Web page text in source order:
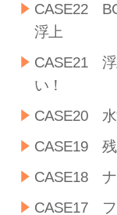
CASE22
浮上
CASE21 浮
い！
CASE20 水
CASE19 残
CASE18 ナ
CASE17 フ